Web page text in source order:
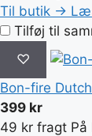
Til butik →
Tilføj til
♡
Bon-fire
399 kr
49 kr fragt På